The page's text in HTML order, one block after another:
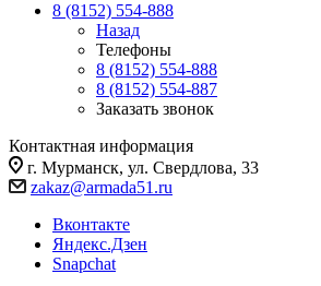
8 (8152) 554-888
Назад
Телефоны
8 (8152) 554-888
8 (8152) 554-887
Заказать звонок
Контактная информация
г. Мурманск, ул. Свердлова, 33
zakaz@armada51.ru
Вконтакте
Яндекс.Дзен
Snapchat